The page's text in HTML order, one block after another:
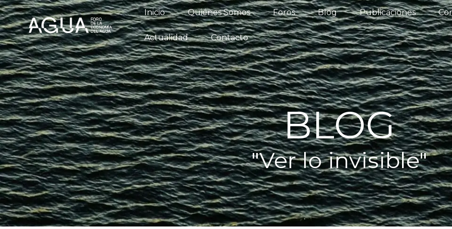
Inicio Quiénes Somos Foros Blog Publicaciones
Actualidad Contacto
BLOG
"Ver lo invisible"
Inicio Quiénes Somos Foros Blog
Publicaciones
Conversatorios del Agua
Actualidad Contacto